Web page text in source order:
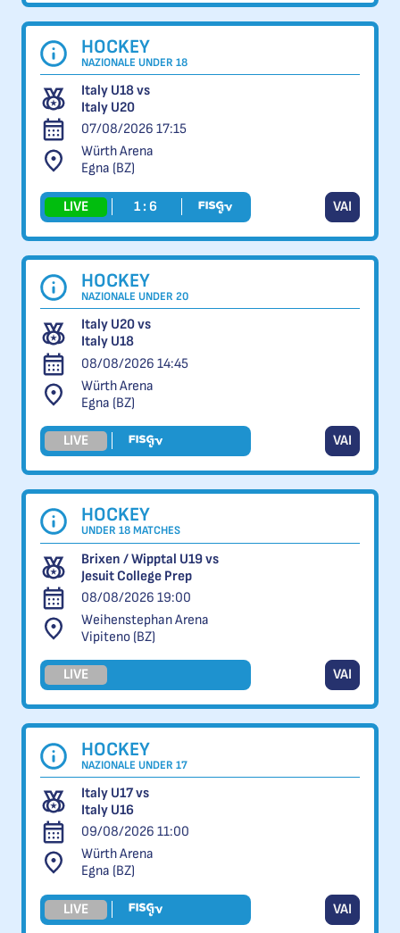
HOCKEY
NAZIONALE UNDER 18
Italy U18 vs
Italy U20
07/08/2026 17:15
Würth Arena
Egna (BZ)
LIVE 1 : 6 VAI
HOCKEY
NAZIONALE UNDER 20
Italy U20 vs
Italy U18
08/08/2026 14:45
Würth Arena
Egna (BZ)
LIVE VAI
HOCKEY
UNDER 18 MATCHES
Brixen / Wipptal U19 vs
Jesuit College Prep
08/08/2026 19:00
Weihenstephan Arena
Vipiteno (BZ)
LIVE VAI
HOCKEY
NAZIONALE UNDER 17
Italy U17 vs
Italy U16
09/08/2026 11:00
Würth Arena
Egna (BZ)
LIVE VAI